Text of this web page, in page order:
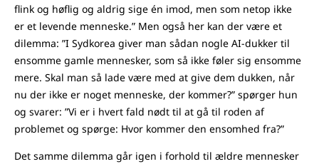
flink og høflig og aldrig sige én imod, men som netop ikke
er et levende menneske.” Men også her kan der være et
dilemma: ”I Sydkorea giver man sådan nogle AI-dukker til
ensomme gamle mennesker, som så ikke føler sig ensomme
mere. Skal man så lade være med at give dem dukken, når
nu der ikke er noget menneske, der kommer?” spørger hun
og svarer: ”Vi er i hvert fald nødt til at gå til roden af
problemet og spørge: Hvor kommer den ensomhed fra?”
Det samme dilemma går igen i forhold til ældre mennesker